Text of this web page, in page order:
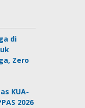
di
Zero
KUA-
2026